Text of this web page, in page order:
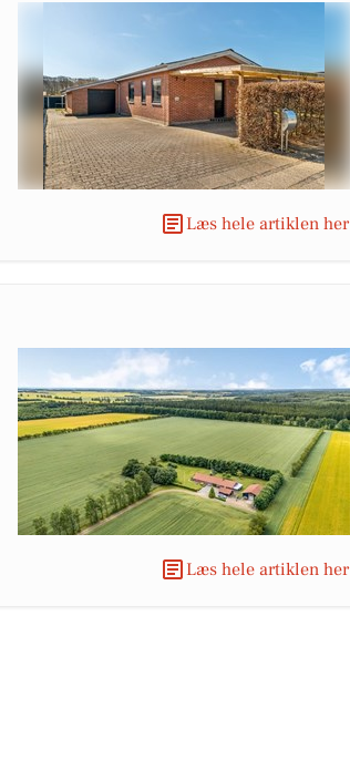
Læs hele artiklen her
Læs hele artiklen her